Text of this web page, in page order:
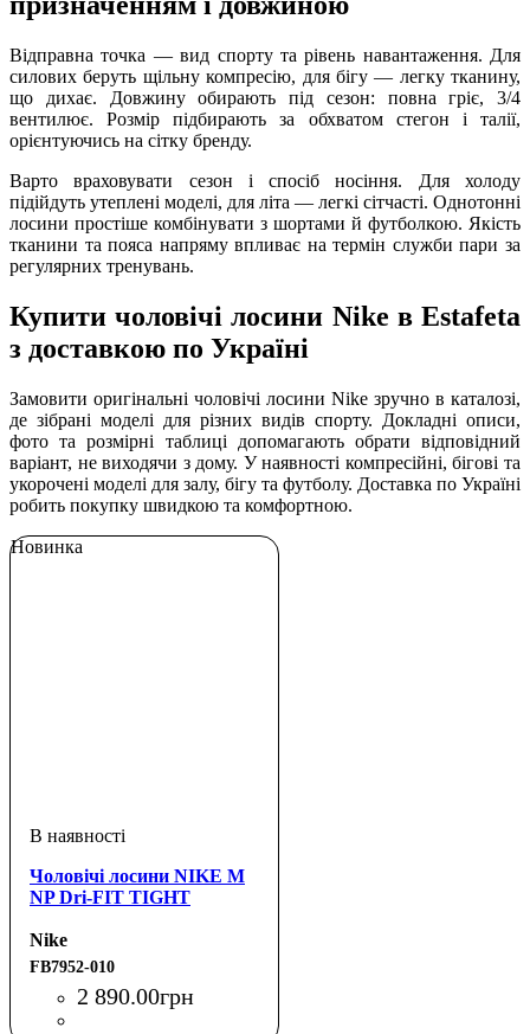
Відправна точка — вид спорту та рівень навантаження. Для
силових беруть щільну компресію, для бігу — легку тканину,
що дихає. Довжину обирають під сезон: повна гріє, 3/4
вентилює. Розмір підбирають за обхватом стегон і талії,
орієнтуючись на сітку бренду.
Варто враховувати сезон і спосіб носіння. Для холоду
підійдуть утеплені моделі, для літа — легкі сітчасті. Однотонні
лосини простіше комбінувати з шортами й футболкою. Якість
тканини та пояса напряму впливає на термін служби пари за
регулярних тренувань.
Купити чоловічі лосини Nike в Estafeta
з доставкою по Україні
Замовити оригінальні чоловічі лосини Nike зручно в каталозі,
де зібрані моделі для різних видів спорту. Докладні описи,
фото та розмірні таблиці допомагають обрати відповідний
варіант, не виходячи з дому. У наявності компресійні, бігові та
укорочені моделі для залу, бігу та футболу. Доставка по Україні
робить покупку швидкою та комфортною.
Новинка
Чоловічі лосини NIKE M
NP Dri-FIT TIGHT
Nike
FB7952-010
2 890.00грн